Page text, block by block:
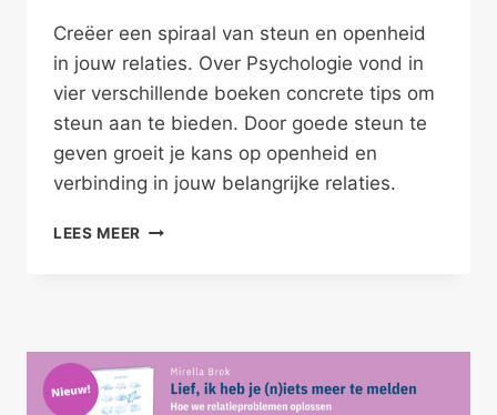
Creëer een spiraal van steun en openheid
in jouw relaties. Over Psychologie vond in
vier verschillende boeken concrete tips om
steun aan te bieden. Door goede steun te
geven groeit je kans op openheid en
verbinding in jouw belangrijke relaties.
LEES MEER STEUN